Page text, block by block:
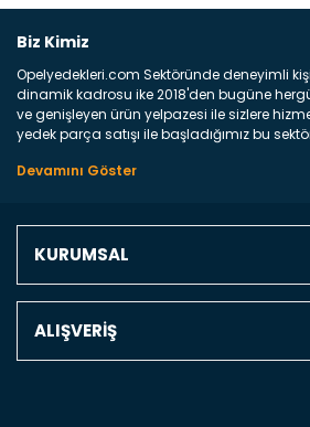
Biz Kimiz
Opelyedekleri.com Sektöründe deneyimli
dinamik kadrosu ike 2018'den bugüne
ve genişleyen ürün yelpazesi ile sizlere
yedek parça satışı ile başladığımız bu
marka araçların ve FCA Grubun Fiat ve Alfa
Türkiyenin 4 bir yanına ve uluslarası
parça gelebilir ancak bunları biraz
KURUMSAL
ALIŞVERİŞ